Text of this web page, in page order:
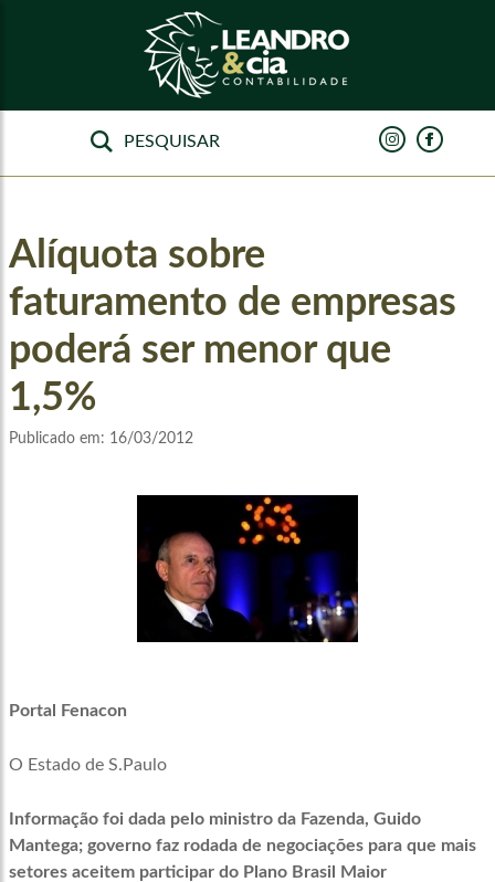
Alíquota sobre
faturamento de empresas
poderá ser menor que
1,5%
Publicado em: 16/03/2012
Portal Fenacon
O Estado de S.Paulo
Informação foi dada pelo ministro da Fazenda, Guido
Mantega; governo faz rodada de negociações para que mais
setores aceitem participar do Plano Brasil Maior